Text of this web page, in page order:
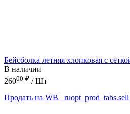
Бейсболка летняя хлопковая с
В наличии
26000 ₽ / Шт
Продать на WB